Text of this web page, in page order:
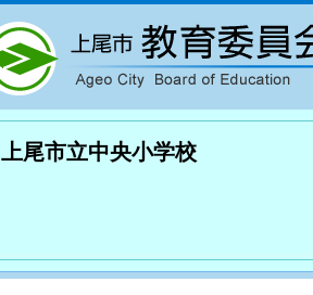
上尾市立中央小学校